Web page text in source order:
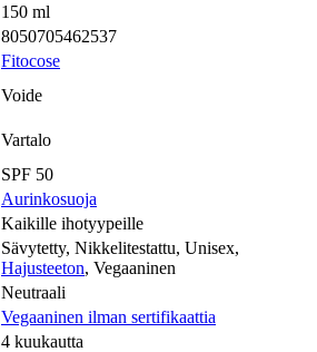
150 ml
8050705462537
Fitocose
Voide
Vartalo
SPF 50
Aurinkosuoja
Kaikille ihotyypeille
Sävytetty, Nikkelitestattu, Unisex,
Hajusteeton, Vegaaninen
Neutraali
Vegaaninen ilman sertifikaattia
4 kuukautta